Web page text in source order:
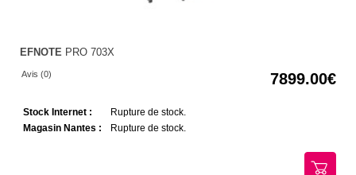
EFNOTE PRO 703X
Avis (0) 7899.00
Stock Internet :
Rupture de stock.
Magasin Nantes :
Rupture de stock.